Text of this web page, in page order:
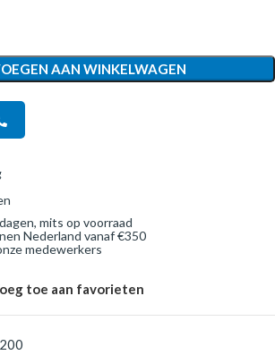
AAN WINKELWAGEN
mits op voorraad
Nederland vanaf €350
medewerkers
toe aan favorieten